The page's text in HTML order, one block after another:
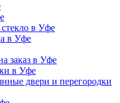
в Уфе
в Уфе
заказ в Уфе
в Уфе
двери и перегородки